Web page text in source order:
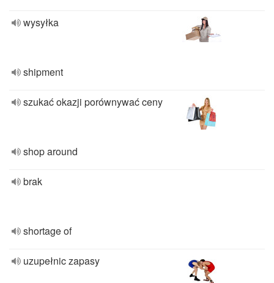
wysyłka
shipment
szukać okazji porównywać ceny
shop around
brak
shortage of
uzupełnic zapasy